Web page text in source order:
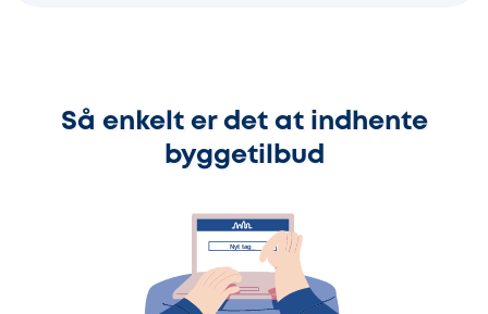
Så enkelt er det at indhente
byggetilbud